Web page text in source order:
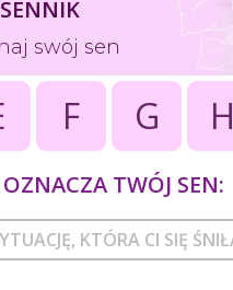
SENNIK
swój sen
F G H
TWÓJ SEN: